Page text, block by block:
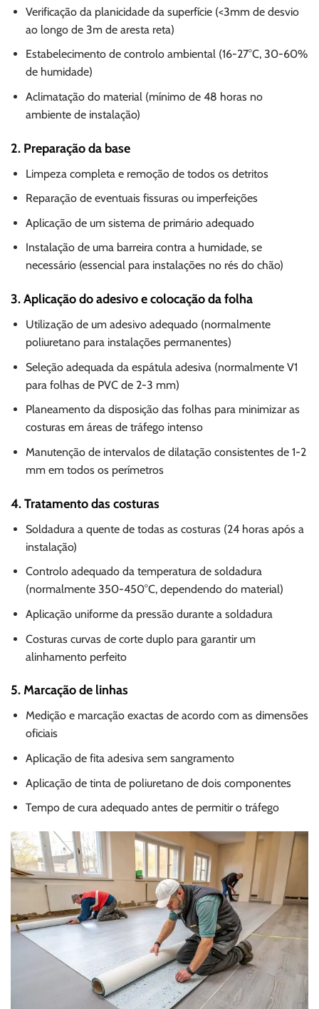
Verificação da planicidade da superfície (<3mm de desvio
ao longo de 3m de aresta reta)
Estabelecimento de controlo ambiental (16-27°C, 30-60%
de humidade)
Aclimatação do material (mínimo de 48 horas no
ambiente de instalação)
2. Preparação da base
Limpeza completa e remoção de todos os detritos
Reparação de eventuais fissuras ou imperfeições
Aplicação de um sistema de primário adequado
Instalação de uma barreira contra a humidade, se
necessário (essencial para instalações no rés do chão)
3. Aplicação do adesivo e colocação da folha
Utilização de um adesivo adequado (normalmente
poliuretano para instalações permanentes)
Seleção adequada da espátula adesiva (normalmente V1
para folhas de PVC de 2-3 mm)
Planeamento da disposição das folhas para minimizar as
costuras em áreas de tráfego intenso
Manutenção de intervalos de dilatação consistentes de 1-2
mm em todos os perímetros
4. Tratamento das costuras
Soldadura a quente de todas as costuras (24 horas após a
instalação)
Controlo adequado da temperatura de soldadura
(normalmente 350-450°C, dependendo do material)
Aplicação uniforme da pressão durante a soldadura
Costuras curvas de corte duplo para garantir um
alinhamento perfeito
5. Marcação de linhas
Medição e marcação exactas de acordo com as dimensões
oficiais
Aplicação de fita adesiva sem sangramento
Aplicação de tinta de poliuretano de dois componentes
Tempo de cura adequado antes de permitir o tráfego